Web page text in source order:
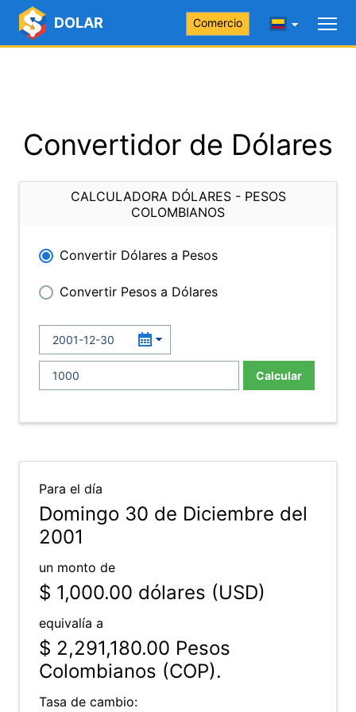
DOLAR Comercio
Convertidor de Dólares
CALCULADORA DÓLARES - PESOS
COLOMBIANOS
Convertir Dólares a Pesos
Convertir Pesos a Dólares
Calcular
Para el día
Domingo 30 de Diciembre del
2001
un monto de
$ 1,000.00 dólares (USD)
equivalía a
$ 2,291,180.00 Pesos
Colombianos (COP).
Tasa de cambio: